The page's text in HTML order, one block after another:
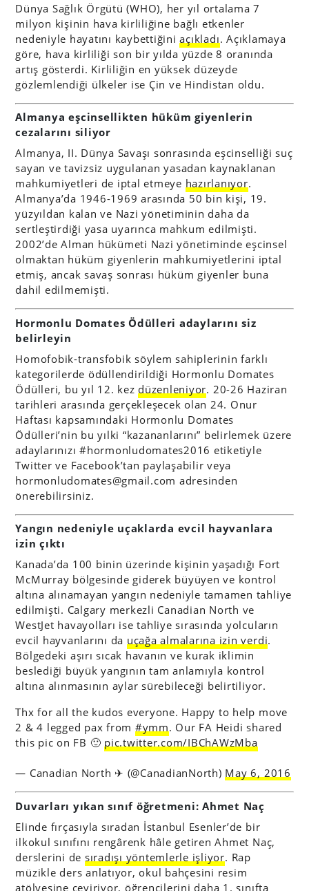
Dünya Sağlık Örgütü (WHO), her yıl ortalama 7
milyon kişinin hava kirliliğine bağlı etkenler
nedeniyle hayatını kaybettiğiniaçıkladı. Açıklamaya
göre, hava kirliliği son bir yılda yüzde 8 oranında
artış gösterdi. Kirliliğin en yüksek düzeyde
gözlemlendiği ülkeler ise Çin ve Hindistan oldu.
Almanya eşcinsellikten hüküm giyenlerin
cezalarını siliyor
Almanya, II. Dünya Savaşı sonrasında eşcinselliği suç
sayan ve tavizsiz uygulanan yasadan kaynaklanan
mahkumiyetleri de iptal etmeye hazırlanıyor.
Almanya’da 1946-1969 arasında 50 bin kişi, 19.
yüzyıldan kalan ve Nazi yönetiminin daha da
sertleştirdiği yasa uyarınca mahkum edilmişti.
2002’de Alman hükümeti Nazi yönetiminde eşcinsel
olmaktan hüküm giyenlerin mahkumiyetlerini iptal
etmiş, ancak savaş sonrası hüküm giyenler buna
dahil edilmemişti.
Hormonlu Domates Ödülleri adaylarını siz
belirleyin
Homofobik-transfobik söylem sahiplerinin farklı
kategorilerde ödüllendirildiği Hormonlu Domates
Ödülleri, bu yıl 12. kez düzenleniyor. 20-26 Haziran
tarihleri arasında gerçekleşecek olan 24. Onur
Haftası kapsamındaki Hormonlu Domates
Ödülleri’nin bu yılki “kazananlarını” belirlemek üzere
adaylarınızı #hormonludomates2016 etiketiyle
Twitter ve Facebook’tan paylaşabilir veya
hormonludomates@gmail.com adresinden
önerebilirsiniz.
Yangın nedeniyle uçaklarda evcil hayvanlara
izin çıktı
Kanada’da 100 binin üzerinde kişinin yaşadığı Fort
McMurray bölgesinde giderek büyüyen ve kontrol
altına alınamayan yangın nedeniyle tamamen tahliye
edilmişti. Calgary merkezli Canadian North ve
WestJet havayolları ise tahliye sırasında yolcuların
evcil hayvanlarını da uçağa almalarına izin verdi.
Bölgedeki aşırı sıcak havanın ve kurak iklimin
beslediği büyük yangının tam anlamıyla kontrol
altına alınmasının aylar sürebileceği belirtiliyor.
Thx for all the kudos everyone. Happy to help move
2 & 4 legged pax from #ymm. Our FA Heidi shared
this pic on FB 🙂 pic.twitter.com/IBChAWzMba
— Canadian North ✈ (@CanadianNorth) May 6, 2016
Duvarları yıkan sınıf öğretmeni: Ahmet Naç
Elinde fırçasıyla sıradan İstanbul Esenler’de bir
ilkokul sınıfını rengârenk hâle getiren Ahmet Naç,
derslerini de sıradışı yöntemlerle işliyor. Rap
müzikle ders anlatıyor, okul bahçesini resim
atölyesine çeviriyor, öğrencilerini daha 1. sınıfta